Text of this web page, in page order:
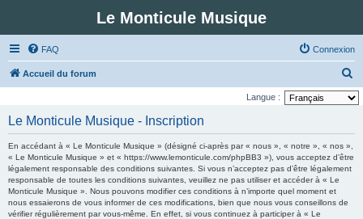
Le Monticule Musique
FAQ Connexion
Accueil du forum
e
Langue :
Le Monticule Musique - Inscription
En accédant à « Le Monticule Musique » (désigné ci-après par « nous », « notre », « nos »,
« Le Monticule Musique » et « https://www.lemonticule.com/phpBB3 »), vous acceptez d’être
légalement responsable des conditions suivantes. Si vous n’acceptez pas d’être légalement
responsable de toutes les conditions suivantes, veuillez ne pas utiliser et accéder à « Le
Monticule Musique ». Nous pouvons modifier ces conditions à n’importe quel moment et
nous essaierons de vous informer de ces modifications, bien que nous vous conseillons de
vérifier régulièrement par vous-même. En effet, si vous continuez à participer à « Le